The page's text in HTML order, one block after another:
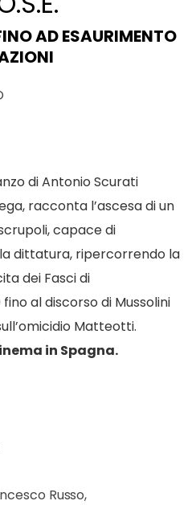
AD ESAURIMENTO
di Antonio Scurati
racconta l’ascesa di un
capace di
dittatura, ripercorrendo la
dei Fasci di
al discorso di Mussolini
Matteotti.
in Spagna.
Russo,